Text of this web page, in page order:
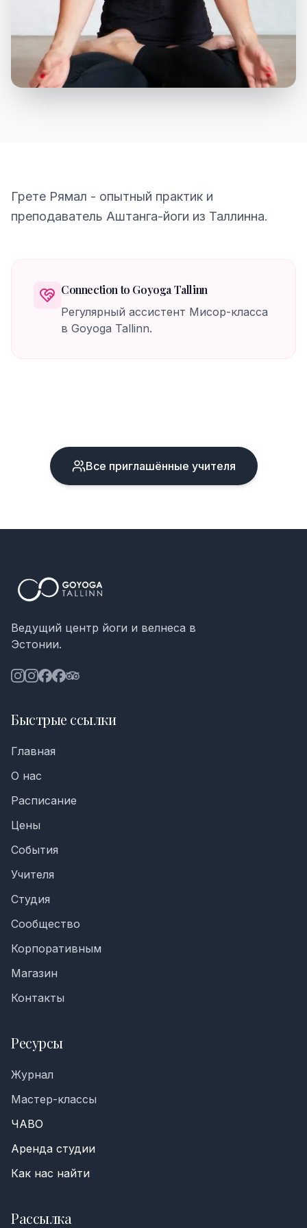
Грете Рямал - опытный практик и
преподаватель Аштанга-йоги из Таллинна.
Connection to Goyoga Tallinn
Регулярный ассистент Мисор-класса
в Goyoga Tallinn.
Все приглашённые учителя
Ведущий центр йоги и велнеса в
Эстонии.
Быстрые ссылки
Главная
О нас
Расписание
Цены
События
Учителя
Студия
Сообщество
Корпоративным
Магазин
Контакты
Ресурсы
Журнал
Мастер-классы
ЧАВО
Аренда студии
Как нас найти
Рассылка